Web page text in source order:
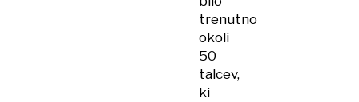
trenutno
okoli
50
talcev,
ki